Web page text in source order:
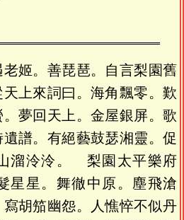
姬。善琵琶。自言梨園舊
上來詞曰。海角飄零。歎
夢回天上。金屋銀屏。歌
譜。有絕藝鼓瑟湘靈。促
溜泠泠。 梨園太平樂府
星星。舞徹中原。塵飛滄
胡笳幽怨。人憔悴不似丹